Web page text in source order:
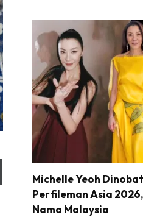
Michelle Yeoh
Perfileman Asia
Nama Malaysia